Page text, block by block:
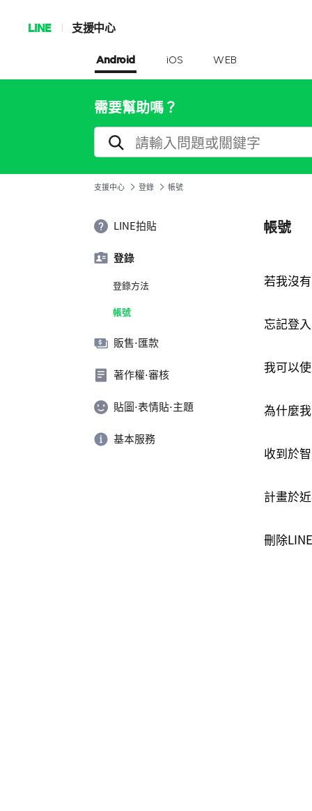
LINE 支援中心
Android iOS WEB
需要幫助嗎？
支援中心 登錄 帳號
LINE拍貼
登錄
登錄方法
帳號
販售⋅匯款
著作權⋅審核
貼圖⋅表情貼⋅主題
基本服務
帳號
若我沒
忘記登
我可以
為什麼
收到於
計畫於
刪除